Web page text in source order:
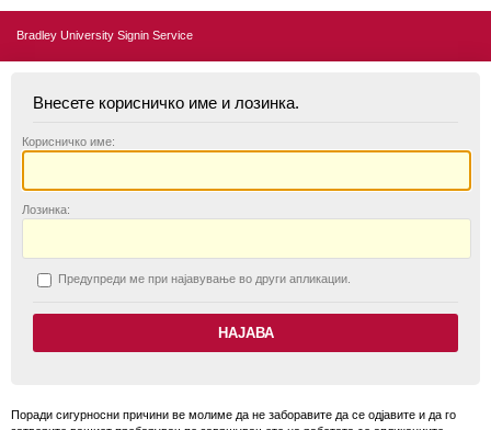
Bradley University Signin Service
Внесете корисничко име и лозинка.
Корисничко име:
Лозинка:
Предупреди ме при најавување во други апликации.
Поради сигурносни причини ве молиме да не заборавите да се одјавите и да го